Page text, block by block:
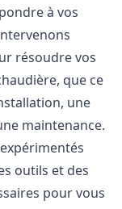
à vos
résoudre vos
que ce
une
maintenance.
outils et des
pour vous